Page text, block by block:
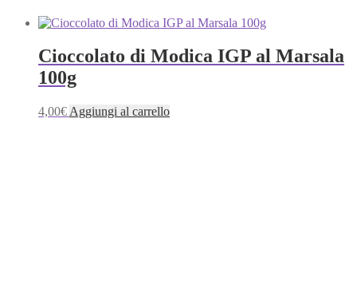
Cioccolato di Modica IGP al Marsala
100g
4,00€ Aggiungi al carrello